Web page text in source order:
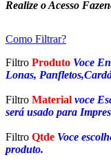
Realize o Acesso
Como Filtrar?
Filtro Produto Voce
Lonas,
Filtro Material voce
será usado para
Filtro Qtde Voce
produto.